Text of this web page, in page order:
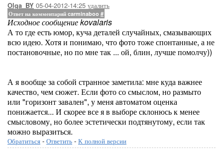
Olga_BY 05-04-2012-14:25 удалить
Ответ на комментарий carminaboo #
Исходное сообщение kovalaris
А то где есть юмор, куча деталей случайных, смазывающих
всю идею. Хотя и понимаю, что фото тоже спонтанные, а не
постановочные, но по мне так ... ой, блин, лучше помолчу))
А я вообще за собой странное заметила: мне куда важнее
качество, чем сюжет. Если фото со смыслом, но размыто
или "горизонт завален", у меня автоматом оценка
понижается... И скорее все я в выборе склонюсь к менее
смысловому, но более эстетически подтянутому, если так
можно выразиться.
Обратиться - Ответить - К полной версии